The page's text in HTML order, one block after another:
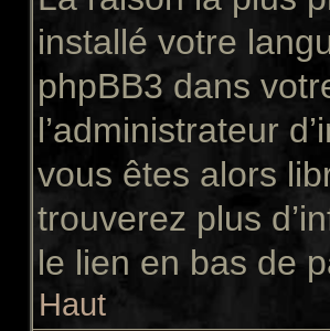
installé votre
phpBB3 dans
l’administrateur
vous êtes alors
trouverez plus
le lien en bas de
Haut